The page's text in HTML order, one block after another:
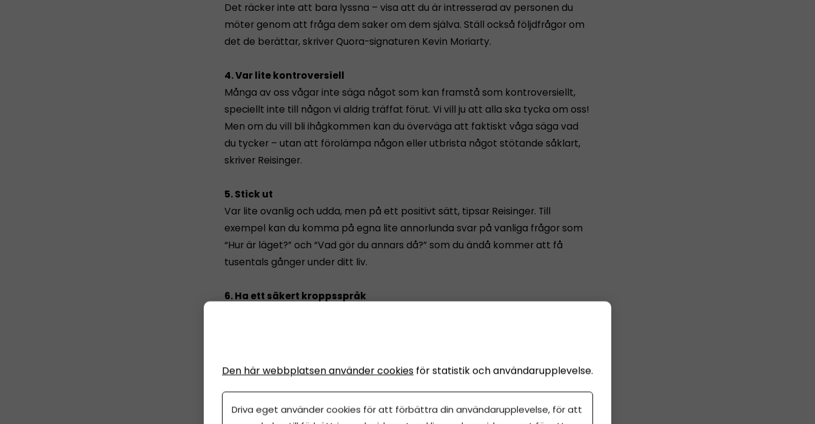
Det räcker inte att bara lyssna – visa att du är intresserad av personen du
möter genom att fråga dem saker om dem själva. Ställ också följdfrågor om
det de berättar, skriver Quora-signaturen Kevin Moriarty.
4. Var lite kontroversiell
Många av oss vågar inte säga något som kan framstå som kontroversiellt,
speciellt inte till någon vi aldrig träffat förut. Vi vill ju att alla ska tycka om oss!
Men om du vill bli ihågkommen kan du överväga att faktiskt våga säga vad
du tycker – utan att förolämpa någon eller utbrista något stötande såklart,
skriver Reisinger.
5. Stick ut
Var lite ovanlig och udda, men på ett positivt sätt, tipsar Reisinger. Till
exempel kan du komma på egna lite annorlunda svar på vanliga frågor som
“Hur är läget?” och “Vad gör du annars då?” som du ändå kommer att få
tusentals gånger under ditt liv.
6. Ha ett säkert kroppsspråk
7. Spela på känslor
Människor kommer ihåg hur du får dem att känna sig. Se till att det är en
riktigt bra känsla. Försök få de du möter att skratta, stryk dem medhårs,
Den här webbplatsen använder cookies för statistik och användarupplevelse.
Driva eget använder cookies för att förbättra din användarupplevelse, för att